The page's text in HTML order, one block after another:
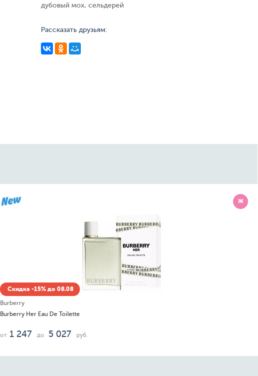
дубовый мох, сельдерей
Рассказать друзьям:
Ж
Скидка -15% до 08.08
Replay
Signature Secret For Women
от 121 до 1 988 руб.